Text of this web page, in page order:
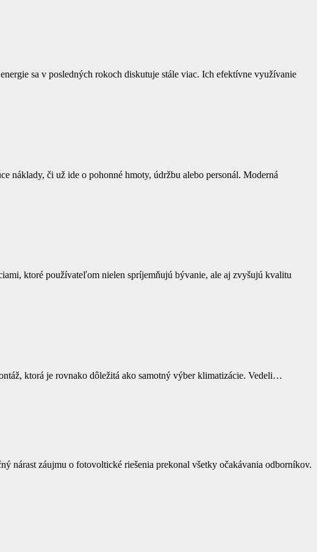
sa v posledných rokoch diskutuje stále viac. Ich efektívne využívanie
náklady, či už ide o pohonné hmoty, údržbu alebo personál. Moderná
ktoré používateľom nielen spríjemňujú bývanie, ale aj zvyšujú kvalitu
ktorá je rovnako dôležitá ako samotný výber klimatizácie. Vedeli…
nárast záujmu o fotovoltické riešenia prekonal všetky očakávania odborníkov.